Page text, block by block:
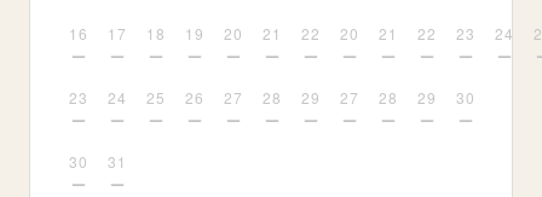
16 17 18 19 20 21 22
23 24 25 26 27 28 29
30 31
20 21 22 23 24
27 28 29 30